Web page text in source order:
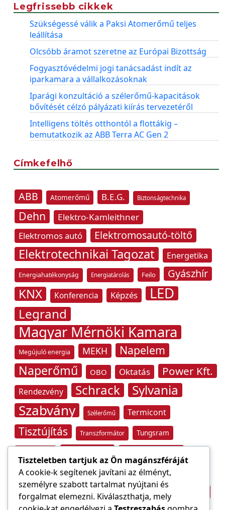
Legfrissebb cikkek
Szükségessé válik a Paksi Atomerőmű teljes
leállítása
Olcsóbb áramot szeretne az Európai Bizottság
Fogyasztóvédelmi jogi tanácsadást indít az
iparkamara a vállalkozásoknak
Iparági konzultáció a szélerőmű-kapacitások
bővítését célzó pályázati kiírás tervezetéről
Intelligens töltés otthontól a flottákig –
bemutatkozik az ABB Terra AC Gen 2
Címkefelhő
ABB Atomerőmű B.E.G. Biztonságtechnika
Dehn
Elektro-Kamleithner
Elektromos autó
Elektromosautó-töltő
Elektrotechnikai Tagozat Energetika
Energiahatékonyság Energiatárolás Feilo Gyászhír
KNX Konferencia Képzés LED
Legrand
Magyar Mérnöki Kamara
Megújuló energia MEKH Napelem
Naperőmű OBO Oktatás Power Kft.
Rendezvény Schrack Sylvania
Szabvány Szélerőmű Termicont
Tisztújítás Transzformátor Tungsram
Villámvédelem
Világítástechnika Áramfogyasztás
Tiszteletben tartjuk az Ön magánszféráját
A cookie-k segítenek javítani az élményt,
személyre szabott tartalmat nyújtani és
forgalmat elemezni. Kiválaszthatja, mely